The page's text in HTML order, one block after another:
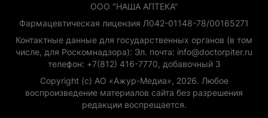
ООО "НАША АПТЕКА"
Фармацевтическая лицензия Л042-01148-78/00165271
Контактные данные для государственных органов (в том
числе, для Роскомнадзора): Эл. почта: info@doctorpiter.ru
телефон: +7(812) 416-7770, добавочный 3
Copyright (с) АО «Ажур-Медиа», 2026. Любое
воспроизведение материалов сайта без разрешения
редакции воспрещается.